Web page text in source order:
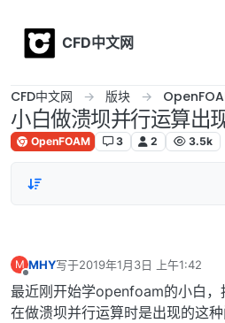
CFD中文网
CFD中文网 版块
小白做溃坝并行运算出
OpenFOAM 3 2 3.5k
M
离线
MHY写于2019年1月3日 上午1:42
最后由 编辑
最近刚开始学openfoam的小白，
在做溃坝并行运算时是出现的这